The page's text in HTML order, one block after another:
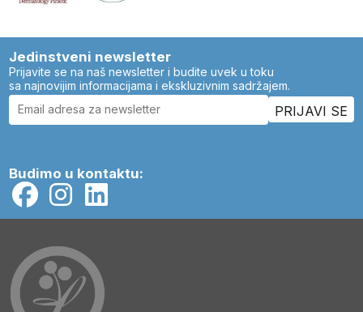
Jedinstveni newsletter
Prijavite se na naš newsletter i budite uvek u toku
sa najnovijim informacijama i ekskluzivnim sadržajem.
Budimo u kontaktu: